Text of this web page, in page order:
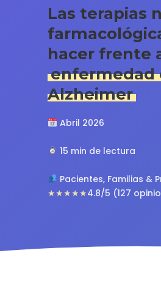
Las terapias
hacer frente
enfermedad
Alzheimer
Abril 2026
15 min de lectura
Pacientes, Familias &
★★★★★4.8/5 (127